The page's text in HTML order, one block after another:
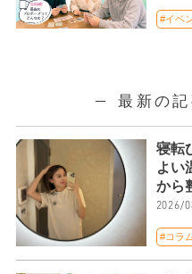
#イベ
最新の
寝転
よい
から
2026/
#コラ